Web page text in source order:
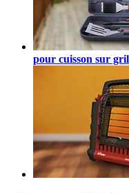
pour cuisson sur gril